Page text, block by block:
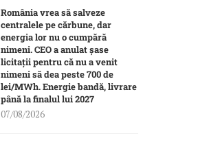
România vrea să salveze
centralele pe cărbune, dar
energia lor nu o cumpără
nimeni. CEO a anulat șase
licitații pentru că nu a venit
nimeni să dea peste 700 de
lei/MWh. Energie bandă, livrare
până la finalul lui 2027
07/08/2026